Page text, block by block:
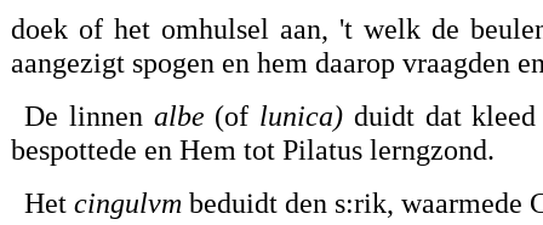
doek of het omhulsel aan, 't welk de
aangezigt spogen en hem daarop vraagden
De linnen albe (of lunica) duidt dat
bespottede en Hem tot Pilatus lerngzond.
Hetcingulvm beduidt den s:rik, waarmede